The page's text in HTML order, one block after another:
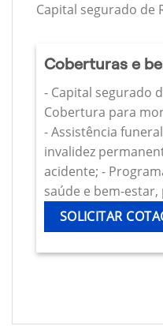
Capital segurado de
Coberturas e
- Capital segurado
Cobertura para
- Assistência
invalidez
acidente; -
saúde e bem-
SOLICITAR